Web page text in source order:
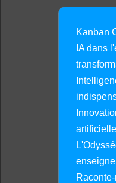
Kanban
IA dans